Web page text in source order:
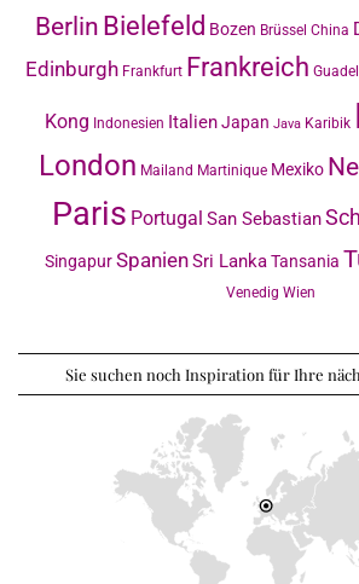
Berlin Bielefeld Bozen Brüssel China
Edinburgh Frankfurt Frankreich
Kong Indonesien ItalienJapan Java Karibik
London Mailand Martinique Mexiko
Paris Portugal San Sebastian
SingapurSpanienSri LankaTansania
Venedig Wien
Sie suchen noch Inspiration für Ihre